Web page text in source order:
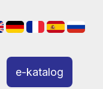
e-katalog